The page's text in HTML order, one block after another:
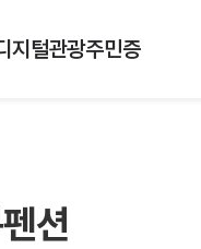
지털관광주민증
션